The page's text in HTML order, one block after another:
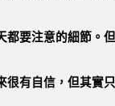
都要注意的細節。
很有自信，但其實